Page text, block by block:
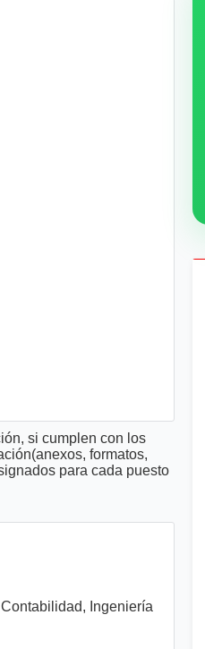
si cumplen con los
formatos,
para cada puesto
Ingeniería